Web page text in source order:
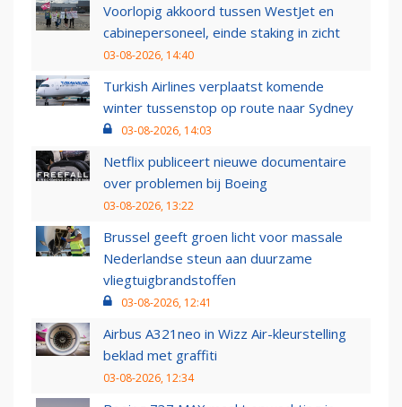
Voorlopig akkoord tussen WestJet en
cabinepersoneel, einde staking in zicht
03-08-2026, 14:40
Turkish Airlines verplaatst komende
winter tussenstop op route naar Sydney
03-08-2026, 14:03
Netflix publiceert nieuwe documentaire
over problemen bij Boeing
03-08-2026, 13:22
Brussel geeft groen licht voor massale
Nederlandse steun aan duurzame
vliegtuigbrandstoffen
03-08-2026, 12:41
Airbus A321neo in Wizz Air-kleurstelling
beklad met graffiti
03-08-2026, 12:34